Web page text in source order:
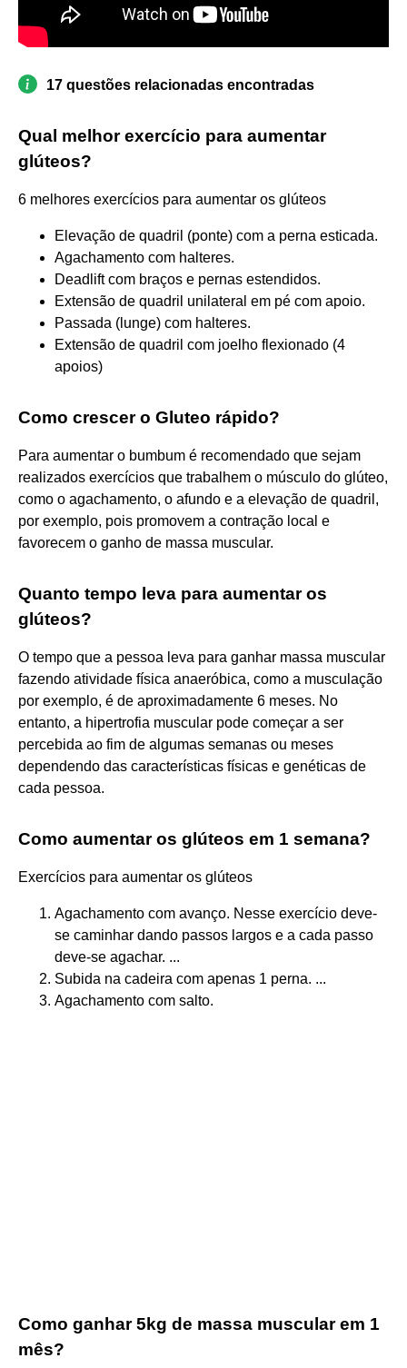
17 questões relacionadas encontradas
Qual melhor exercício para aumentar
glúteos?
6 melhores exercícios para aumentar os glúteos
Elevação de quadril (ponte) com a perna esticada.
Agachamento com halteres.
Deadlift com braços e pernas estendidos.
Extensão de quadril unilateral em pé com apoio.
Passada (lunge) com halteres.
Extensão de quadril com joelho flexionado (4
apoios)
Como crescer o Gluteo rápido?
Para aumentar o bumbum é recomendado que sejam
realizados exercícios que trabalhem o músculo do glúteo,
como o agachamento, o afundo e a elevação de quadril,
por exemplo, pois promovem a contração local e
favorecem o ganho de massa muscular.
Quanto tempo leva para aumentar os
glúteos?
O tempo que a pessoa leva para ganhar massa muscular
fazendo atividade física anaeróbica, como a musculação
por exemplo, é de aproximadamente 6 meses. No
entanto, a hipertrofia muscular pode começar a ser
percebida ao fim de algumas semanas ou meses
dependendo das características físicas e genéticas de
cada pessoa.
Como aumentar os glúteos em 1 semana?
Exercícios para aumentar os glúteos
Agachamento com avanço. Nesse exercício deve-
se caminhar dando passos largos e a cada passo
deve-se agachar. ...
Subida na cadeira com apenas 1 perna. ...
Agachamento com salto.
Como ganhar 5kg de massa muscular em 1
mês?